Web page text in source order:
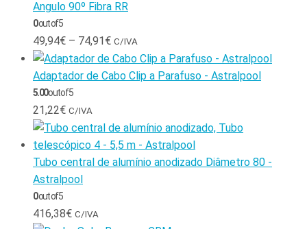
Angulo 90º Fibra RR
0out of 5
49,94€ – 74,91 € C/IVA
Adaptador de Cabo Clip a Parafuso - Astralpool
5.00out of 5
21,22€ C/IVA
Tubo central de alumínio anodizado Diâmetro 80 -
Astralpool
0out of 5
416,38€ C/IVA